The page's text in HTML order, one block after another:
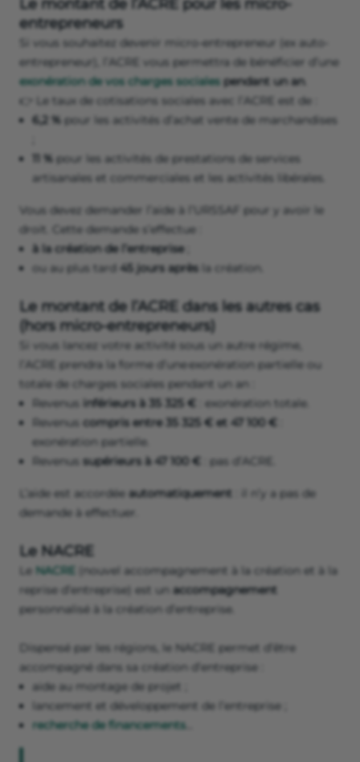
Le montant de l’ACRE pour les micro-
entrepreneurs
Si vous souhaitez devenir micro-entrepreneur (ex auto-
entrepreneur), l’ACRE vous permettra de bénéficier d’une
exonération de vos charges sociales pendant un an.
👉
Le taux de cotisations sociales avec l’ACRE est de :
6,2 % pour les activités d’achat vente de marchandises
11 % pour les activités de prestations de services
artisanales et commerciales et les activités libérales.
Vous devez demander l’aide à l’URSSAF pour y avoir le
droit. Cette demande s’effectue :
à la création de l’entreprise
ou au plus tard 45 jours après la création.
Le montant de l’ACRE dans les autres cas
(hors micro-entrepreneurs)
Si vous lancez votre activité sous un autre régime,
l’ACRE prendra la forme d’une exonération partielle ou
totale de charges sociales pendant un an :
Revenus inférieurs à 35 325 €
: exonération totale.
Revenus compris entre 35 325 € et 47 100 €
exonération partielle.
Revenus supérieurs à 47 100 € : pas d’ACRE.
L’aide est accordée automatiquement : il n’y a pas de
demande à effectuer.
Le NACRE
Le NACRE
(nouvel accompagnement à la création et à la
reprise d’entreprise) est un accompagnement
personnalisé à la création d’entreprise.
Dispensé par les régions, le NACRE permet d’être
accompagné dans sa création d’entreprise :
aide au montage de projet ;
lancement et développement de l’entreprise ;
recherche de financements…